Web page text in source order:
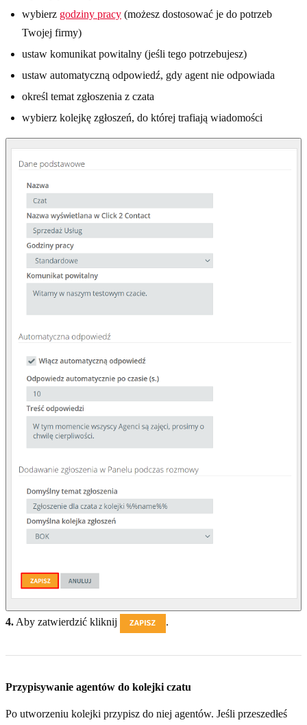
wybierz godziny pracy (możesz dostosować je do potrzeb
Twojej firmy)
ustaw komunikat powitalny (jeśli tego potrzebujesz)
ustaw automatyczną odpowiedź, gdy agent nie odpowiada
określ temat zgłoszenia z czata
wybierz kolejkę zgłoszeń, do której trafiają wiadomości
4.Aby zatwierdzić kliknij .
Przypisywanie agentów do kolejki czatu
Po utworzeniu kolejki przypisz do niej agentów. Jeśli przeszedłeś